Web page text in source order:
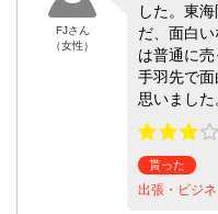
FJさん
（女性）
した。東
だ、面白
は普通に
手羽先で
思いました
貰った
出張・ビジ